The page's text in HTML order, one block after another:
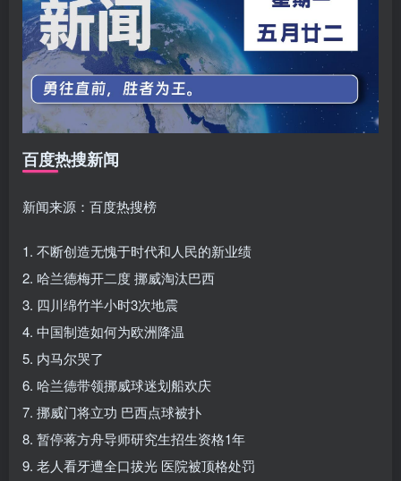
百度热搜新闻
新闻来源：百度热搜榜
1. 不断创造无愧于时代和人民的新业绩
2. 哈兰德梅开二度 挪威淘汰巴西
3. 四川绵竹半小时3次地震
4. 中国制造如何为欧洲降温
5. 内马尔哭了
6. 哈兰德带领挪威球迷划船欢庆
7. 挪威门将立功 巴西点球被扑
8. 暂停蒋方舟导师研究生招生资格1年
9. 老人看牙遭全口拔光 医院被顶格处罚